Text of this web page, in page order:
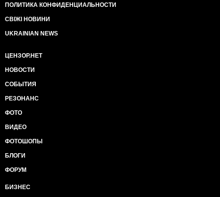
ПОЛИТИКА КОНФИДЕНЦИАЛЬНОСТИ
СВІЖІ НОВИНИ
UKRAINIAN NEWS
ЦЕНЗОР.НЕТ
НОВОСТИ
СОБЫТИЯ
РЕЗОНАНС
ФОТО
ВИДЕО
ФОТОШОПЫ
БЛОГИ
ФОРУМ
БИЗНЕС